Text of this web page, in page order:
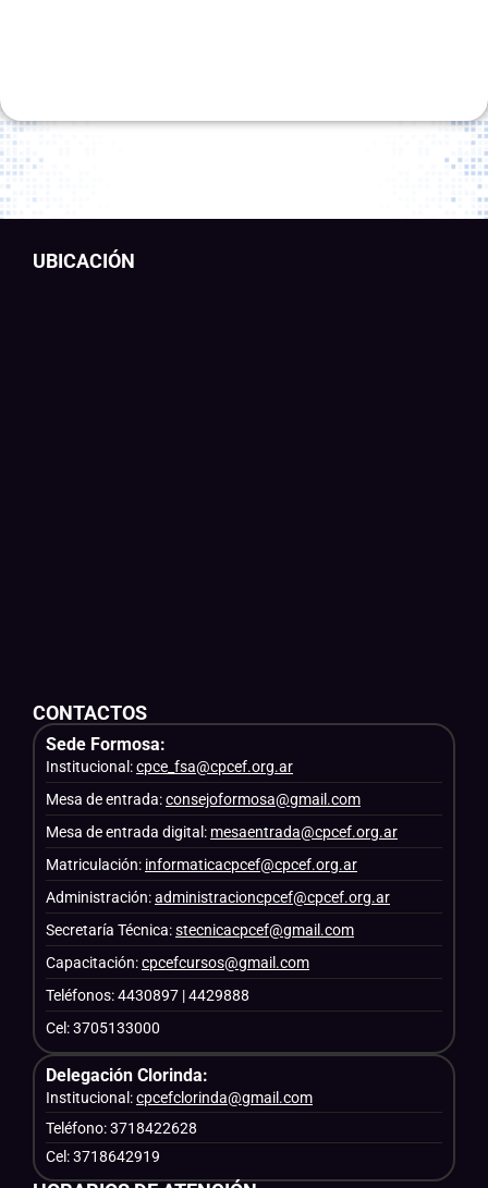
UBICACIÓN
CONTACTOS
Sede Formosa:
Institucional:cpce_fsa@cpcef.org.ar
Mesa de entrada:consejoformosa@gmail.com
Mesa de entrada digital: mesaentrada@cpcef.org.ar
Matriculación: informaticacpcef@cpcef.org.ar
Administración:administracioncpcef@cpcef.org.ar
Secretaría Técnica:stecnicacpcef@gmail.com
Capacitación:cpcefcursos@gmail.com
Teléfonos: 4430897 | 4429888
Cel: 3705133000
Delegación Clorinda:
Institucional:cpcefclorinda@gmail.com
Teléfono: 3718422628
Cel: 3718642919